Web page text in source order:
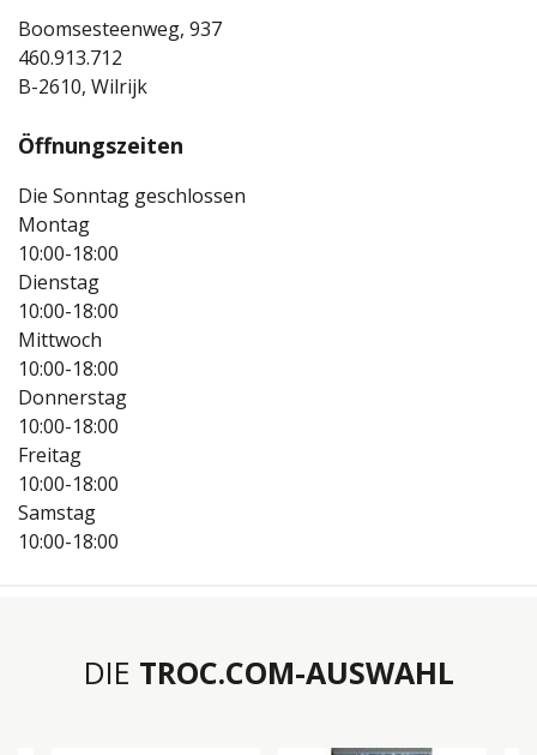
Boomsesteenweg, 937
460.913.712
B-2610, Wilrijk
Öffnungszeiten
Die Sonntag geschlossen
Montag
10:00-18:00
Dienstag
10:00-18:00
Mittwoch
10:00-18:00
Donnerstag
10:00-18:00
Freitag
10:00-18:00
Samstag
10:00-18:00
DIE TROC.COM-AUSWAHL